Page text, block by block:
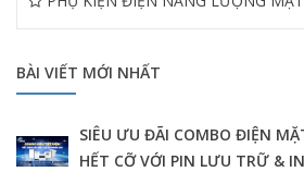
BÀI VIẾT MỚI NHẤT
SIÊU ƯU ĐÃI COMBO ĐIỆN
HẾT CỠ VỚI PIN LƯU TRỮ &